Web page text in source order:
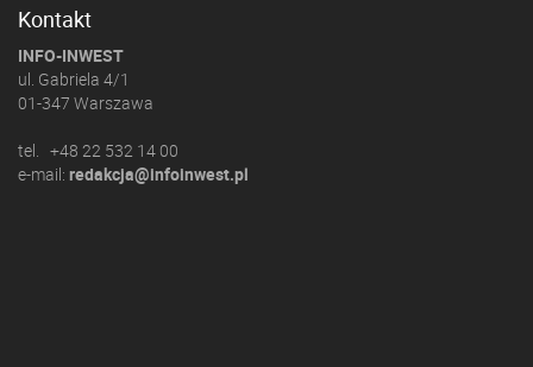
Kontakt
INFO-INWEST
ul. Gabriela 4/1
01-347 Warszawa
tel. +48 22 532 14 00
e-mail: redakcja@infoinwest.pl